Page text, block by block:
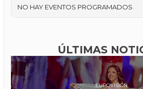
NO HAY EVENTOS PROGRAMADOS
ÚLTIMAS
EUROVISIÓN